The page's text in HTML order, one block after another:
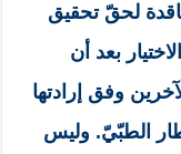
لحقّ تحقيق
بعد أن
وفق إرادتها
الطبّيّ. وليس